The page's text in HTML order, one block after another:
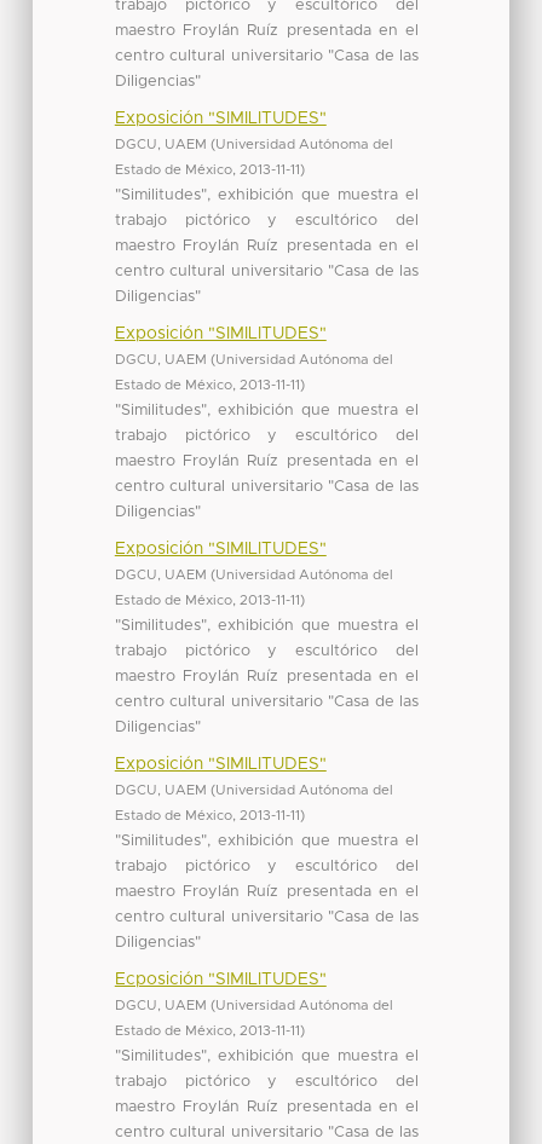
trabajo pictórico y escultórico del
maestro Froylán Ruíz presentada en el
centro cultural universitario "Casa de las
Diligencias"
Exposición "SIMILITUDES"
DGCU, UAEM (Universidad Autónoma del
Estado de México, 2013-11-11)
"Similitudes", exhibición que muestra el
trabajo pictórico y escultórico del
maestro Froylán Ruíz presentada en el
centro cultural universitario "Casa de las
Diligencias"
Exposición "SIMILITUDES"
DGCU, UAEM (Universidad Autónoma del
Estado de México, 2013-11-11)
"Similitudes", exhibición que muestra el
trabajo pictórico y escultórico del
maestro Froylán Ruíz presentada en el
centro cultural universitario "Casa de las
Diligencias"
Exposición "SIMILITUDES"
DGCU, UAEM (Universidad Autónoma del
Estado de México, 2013-11-11)
"Similitudes", exhibición que muestra el
trabajo pictórico y escultórico del
maestro Froylán Ruíz presentada en el
centro cultural universitario "Casa de las
Diligencias"
Exposición "SIMILITUDES"
DGCU, UAEM (Universidad Autónoma del
Estado de México, 2013-11-11)
"Similitudes", exhibición que muestra el
trabajo pictórico y escultórico del
maestro Froylán Ruíz presentada en el
centro cultural universitario "Casa de las
Diligencias"
Ecposición "SIMILITUDES"
DGCU, UAEM (Universidad Autónoma del
Estado de México, 2013-11-11)
"Similitudes", exhibición que muestra el
trabajo pictórico y escultórico del
maestro Froylán Ruíz presentada en el
centro cultural universitario "Casa de las